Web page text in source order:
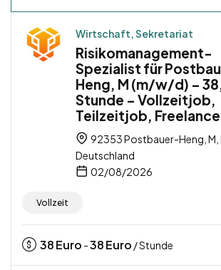
Wirtschaft, Sekretariat
Risikomanagement-
Spezialist für
Heng, M (m/w/d) –
Stunde – Vollzeitjob,
Teilzeitjob,
92353 Postbauer-Heng, M,
Deutschland
02/08/2026
Vollzeit
38Euro -38Euro / Stunde